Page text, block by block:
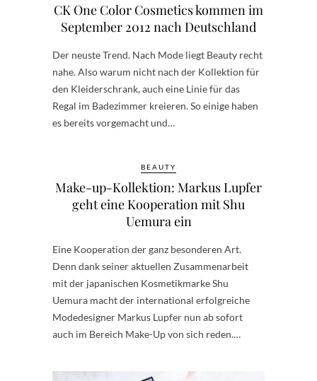
CK One Color Cosmetics kommen im
September 2012 nach Deutschland
Der neuste Trend. Nach Mode liegt Beauty recht
nahe. Also warum nicht nach der Kollektion für
den Kleiderschrank, auch eine Linie für das
Regal im Badezimmer kreieren. So einige haben
es bereits vorgemacht und…
BEAUTY
Make-up-Kollektion: Markus Lupfer
geht eine Kooperation mit Shu
Uemura ein
Eine Kooperation der ganz besonderen Art.
Denn dank seiner aktuellen Zusammenarbeit
mit der japanischen Kosmetikmarke Shu
Uemura macht der international erfolgreiche
Modedesigner Markus Lupfer nun ab sofort
auch im Bereich Make-Up von sich reden.…